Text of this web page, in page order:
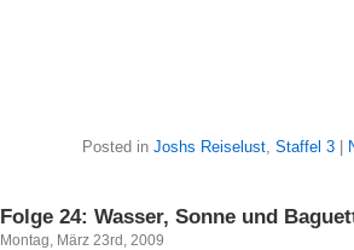
Posted in Joshs Reiselust, Staffel 3
Folge 24: Wasser, Sonne und
Montag, März 23rd, 2009